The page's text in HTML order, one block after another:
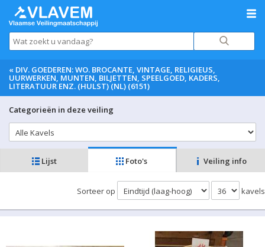
« DIV. GOEDEREN: WO. BROCANTE, VINTAGE, RELIGIEUS,
UURWERKEN, MUNTEN, BILJETTEN, SPEELGOED, KADERS,
LITERATUUR ENZ. (HULST) (NL) (6151)
Categorieën in deze veiling
Lijst Foto's Veiling info
Sorteer op kavels